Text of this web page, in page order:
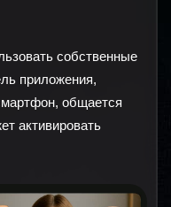
собственные
приложения,
общается
активировать